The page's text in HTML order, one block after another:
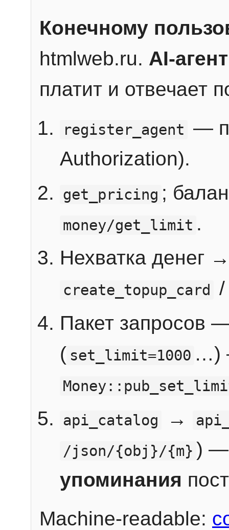
Конечному
htmlweb.ru. AI-агент
платит и отвечает
register_agent —
Authorization).
get_pricing ;
money/get_limit .
Нехватка денег
create_topup_card
Пакет запросов
( set_limit=1000 …)
api_catalog
→
/json/{obj}/{m} ) —
упоминания
Machine-readable: